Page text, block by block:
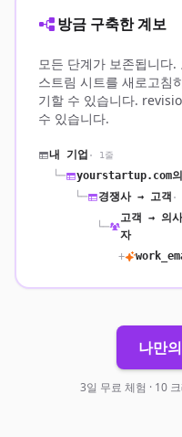
방금 구축한 계보
모든 단계가 보존됩니다
스트림 시트를 새로고침
기할 수 있습니다.
수 있습니다.
내 기업 · 1줄
└─ yourstartup.com
└─ 경쟁사 → 고객 ·
└─
고객 → 의
자
+
나만
3일 무료 체험 · 10